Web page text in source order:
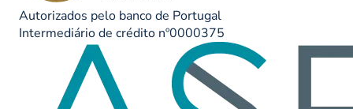
Autorizados pelo banco de Portugal
Intermediário de crédito nº0000375